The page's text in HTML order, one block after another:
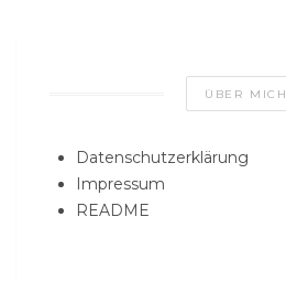
ÜBER MICH
Datenschutzerklärung
Impressum
README